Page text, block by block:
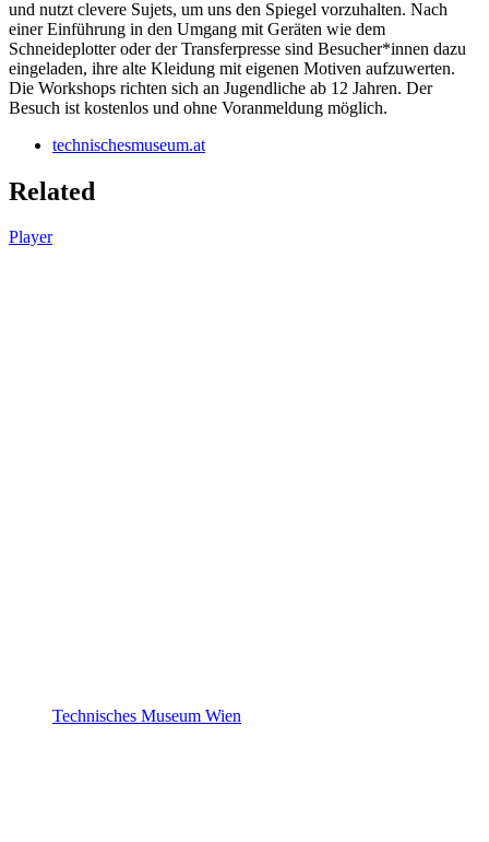
und nutzt clevere Sujets, um uns den Spiegel vorzuhalten. Nach
einer Einführung in den Umgang mit Geräten wie dem
Schneideplotter oder der Transferpresse sind Besucher*innen dazu
eingeladen, ihre alte Kleidung mit eigenen Motiven aufzuwerten.
Die Workshops richten sich an Jugendliche ab 12 Jahren. Der
Besuch ist kostenlos und ohne Voranmeldung möglich.
technischesmuseum.at
Related
Player
Technisches Museum Wien